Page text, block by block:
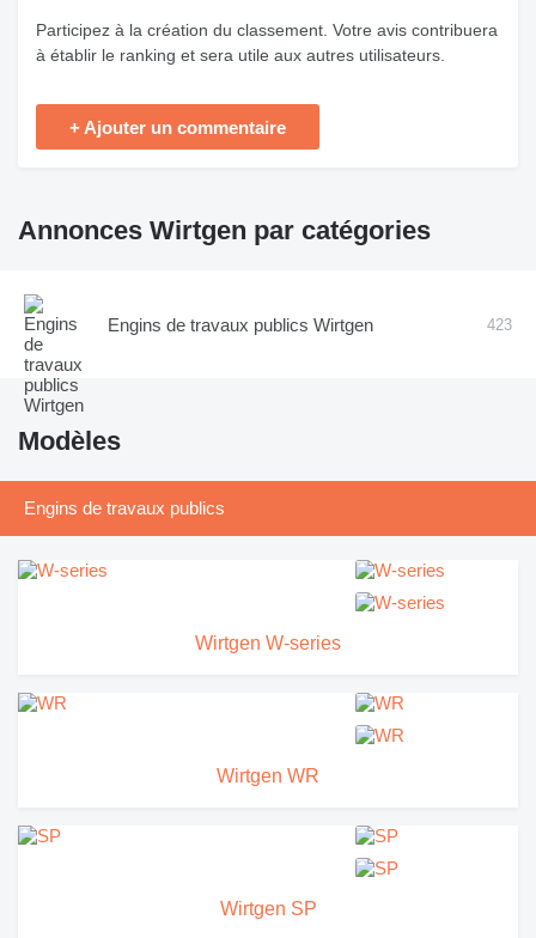
Participez à la création du classement. Votre avis contribuera
à établir le ranking et sera utile aux autres utilisateurs.
+ Ajouter un commentaire
Annonces Wirtgen par catégories
Engins de travaux publics Wirtgen 423
Modèles
Engins de travaux publics
Wirtgen W-series
Wirtgen WR
Wirtgen SP